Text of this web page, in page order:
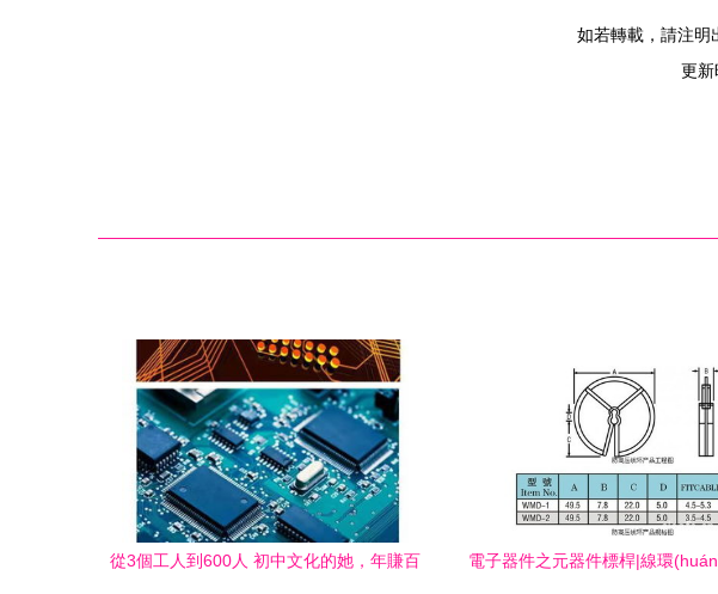
如若轉載，請注明
更
從3個工人到600人 初中文化的她，年賺百
電子器件之元器件標桿|線環